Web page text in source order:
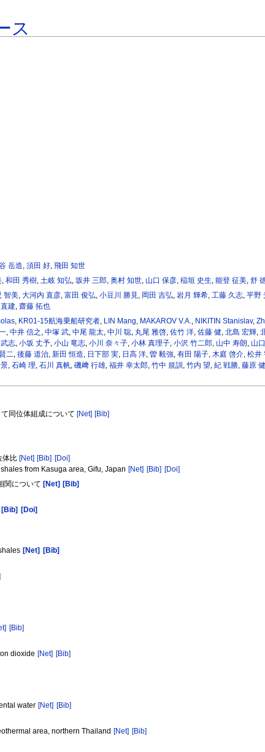
ス
岳造,須田 好,飛田 知世
,和田 秀樹,土岐 知弘,坂井 三郎,奥村 知世, 山口 保彦,稲垣 史生,能登 征美,舒
智美,大河内 直彦,富田 俊弘,小豆川 勝見, 岡田 吉弘,岩月 輝希,工藤 久志,平野
建, 齋藤 拓也
, KR01-15航海乗船研究者, LIN Mang, MAKAROV V.A., NIKITIN Stanislav,
, 中井 信之 , 中塚 武, 中尾 龍太, 中川 聡, 丸尾 雅啓, 佐竹 洋, 佐藤 健, 北島 宏輝,
志, 小坂 丈予, 小山 竜志, 小川 奈々子, 小林 真理子, 小沢 竹二郎, 山中 寿朗, 山
二, 後藤 道治, 新田 恒造, 日下部 実, 日高 洋, 曽 毅強, 有田 陽子, 木庭 啓介, 松井
, 石崎 理, 石川 真帆, 磯﨑 行雄, 福井 幸太郎, 竹中 規訓 , 竹内 望, 紀 戦勝, 藤原
同位体組成について[Net] [Bib]
体比[Net] [Bib] [Doi]
from Kasuga area, Gifu, Japan [Net] [Bib] [Doi]
関について[Net] [Bib]
[Bib] [Doi]
[Net]
[Bib]
[Bib]
dioxide [Net] [Bib]
water [Net] [Bib]
area, northern Thailand [Net] [Bib]